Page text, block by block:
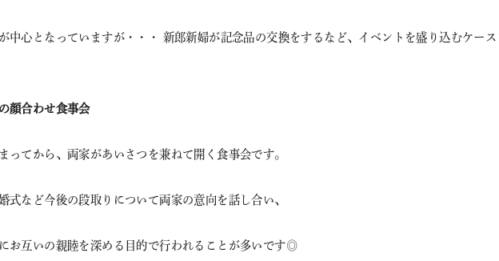
中心となっていますが・・・ 新郎新婦が記念品の交換をするなど、イベントを盛り込むケー
顔合わせ食事会
ってから、両家があいさつを兼ねて開く食事会です。
式など今後の段取りについて両家の意向を話し合い、
お互いの親睦を深める目的で行われることが多いです◎